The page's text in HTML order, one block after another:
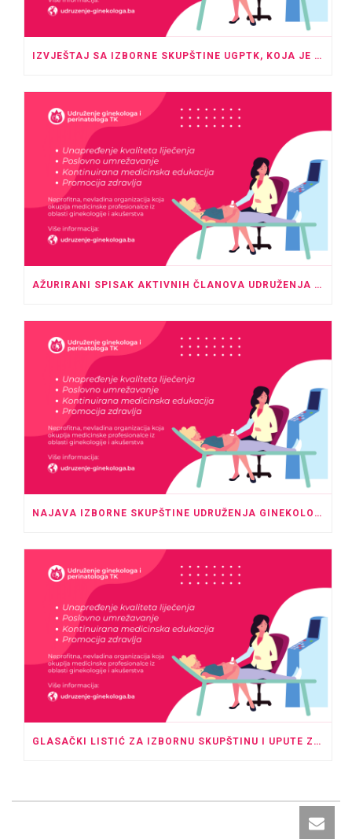
IZVJEŠTAJ SA IZBORNE SKUPŠTINE UGPTK, KOJA JE ODRŽANA U PROSTORU HOTELA “ROYAL” TUZLA SA POČETKOM U 20:00 SATI.
AŽURIRANI SPISAK AKTIVNIH ČLANOVA UDRUŽENJA GINEKOLOGA I PERINATOLOGA TK – MAJ 2026.
NAJAVA IZBORNE SKUPŠTINE UDRUŽENJA GINEKOLOGA I PERINATOLOGA TK
GLASAČKI LISTIĆ ZA IZBORNU SKUPŠTINU I UPUTE ZA GLASANJE U ODSUSTVU